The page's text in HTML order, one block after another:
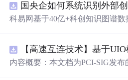
新领域的AI+数智化解决方案，
智能化发展。
科易网基于40亿+科创知识图谱
新领域的AI+数智化解决方案，
智能化发展。
内容概要：本文档为PCI-SIG发